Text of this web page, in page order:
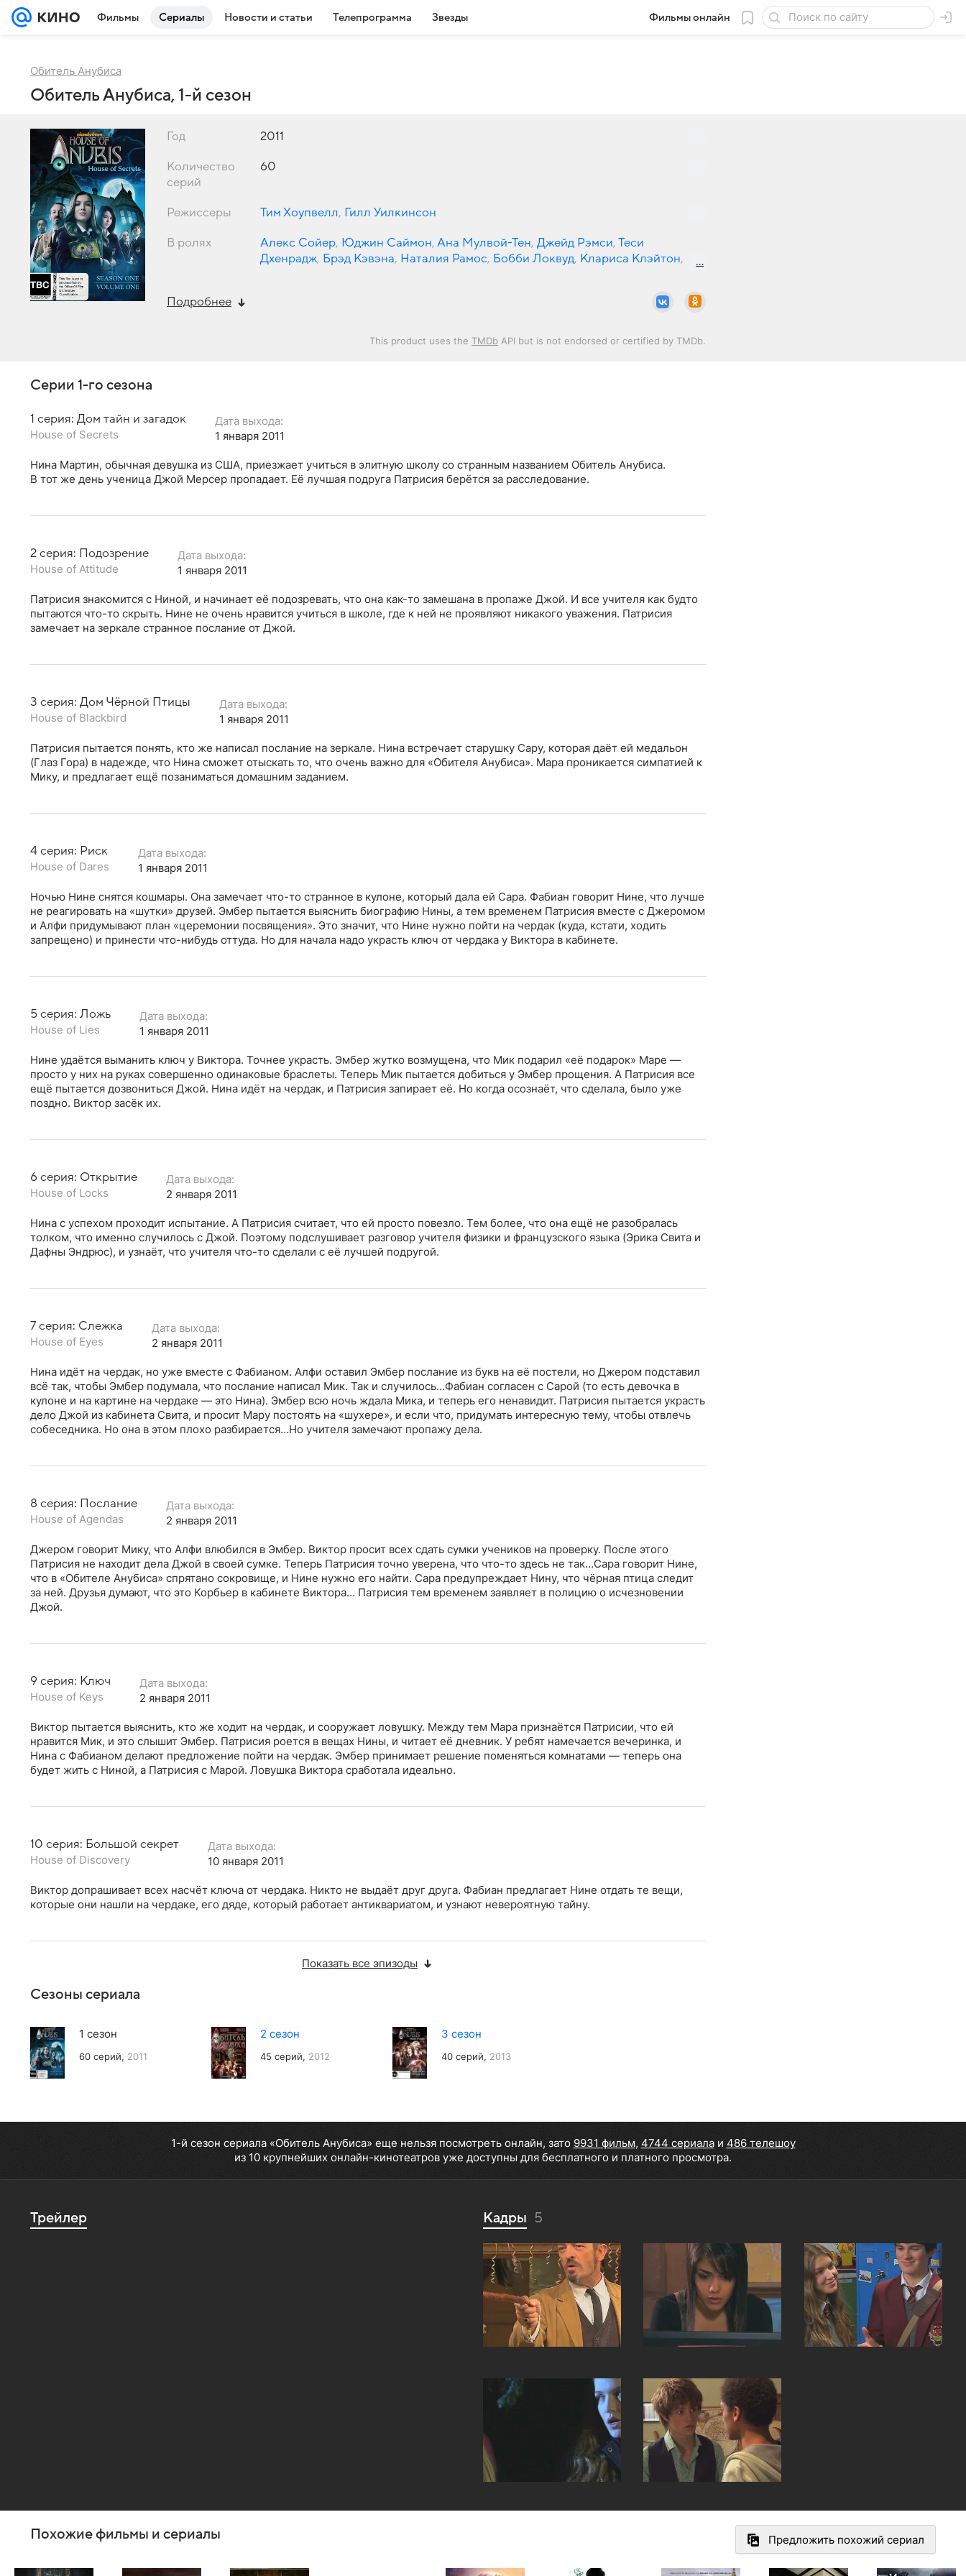
Фильмы Сериалы Новости и статьи Телепрограмма Звезды Фильмы онлайн
Обитель Анубиса
Обитель Анубиса, 1-й сезон
Год 2011
Количество
серий
60
Режиссеры Тим Хоупвелл, Гилл Уилкинсон
В ролях Алекс Сойер, Юджин Саймон, Ана Мулвой-Тен, Джейд Рэмси, Теси
Дхенрадж, Брэд Кэвэна, Наталия Рамос, Бобби Локвуд, Клариса Клэйтон,
Подробнее
This product uses the TMDb API but is not endorsed or certified by TMDb.
Серии 1-го сезона
1 серия: Дом тайн и загадок
House of Secrets
Дата выхода:
1 января 2011
Нина Мартин, обычная девушка из США, приезжает учиться в элитную школу со странным названием Обитель Анубиса.
В тот же день ученица Джой Мерсер пропадает. Её лучшая подруга Патрисия берётся за расследование.
2 серия: Подозрение
House of Attitude
Дата выхода:
1 января 2011
Патрисия знакомится с Ниной, и начинает её подозревать, что она как-то замешана в пропаже Джой. И все учителя как будто
пытаются что-то скрыть. Нине не очень нравится учиться в школе, где к ней не проявляют никакого уважения. Патрисия
замечает на зеркале странное послание от Джой.
3 серия: Дом Чёрной Птицы
House of Blackbird
Дата выхода:
1 января 2011
Патрисия пытается понять, кто же написал послание на зеркале. Нина встречает старушку Сару, которая даёт ей медальон
(Глаз Гора) в надежде, что Нина сможет отыскать то, что очень важно для «Обителя Анубиса». Мара проникается симпатией к
Мику, и предлагает ещё позаниматься домашним заданием.
4 серия: Риск
House of Dares
Дата выхода:
1 января 2011
Ночью Нине снятся кошмары. Она замечает что-то странное в кулоне, который дала ей Сара. Фабиан говорит Нине, что лучше
не реагировать на «шутки» друзей. Эмбер пытается выяснить биографию Нины, а тем временем Патрисия вместе с Джеромом
и Алфи придумывают план «церемонии посвящения». Это значит, что Нине нужно пойти на чердак (куда, кстати, ходить
запрещено) и принести что-нибудь оттуда. Но для начала надо украсть ключ от чердака у Виктора в кабинете.
5 серия: Ложь
House of Lies
Дата выхода:
1 января 2011
Нине удаётся выманить ключ у Виктора. Точнее украсть. Эмбер жутко возмущена, что Мик подарил «её подарок» Маре —
просто у них на руках совершенно одинаковые браслеты. Теперь Мик пытается добиться у Эмбер прощения. А Патрисия все
ещё пытается дозвониться Джой. Нина идёт на чердак, и Патрисия запирает её. Но когда осознаёт, что сделала, было уже
поздно. Виктор засёк их.
6 серия: Открытие
House of Locks
Дата выхода:
2 января 2011
Нина с успехом проходит испытание. А Патрисия считает, что ей просто повезло. Тем более, что она ещё не разобралась
толком, что именно случилось с Джой. Поэтому подслушивает разговор учителя физики и французского языка (Эрика Свита и
Дафны Эндрюс), и узнаёт, что учителя что-то сделали с её лучшей подругой.
7 серия: Слежка
House of Eyes
Дата выхода:
2 января 2011
Нина идёт на чердак, но уже вместе с Фабианом. Алфи оставил Эмбер послание из букв на её постели, но Джером подставил
всё так, чтобы Эмбер подумала, что послание написал Мик. Так и случилось…Фабиан согласен с Сарой (то есть девочка в
кулоне и на картине на чердаке — это Нина). Эмбер всю ночь ждала Мика, и теперь его ненавидит. Патрисия пытается украсть
дело Джой из кабинета Свита, и просит Мару постоять на «шухере», и если что, придумать интересную тему, чтобы отвлечь
собеседника. Но она в этом плохо разбирается…Но учителя замечают пропажу дела.
8 серия: Послание
House of Agendas
Дата выхода:
2 января 2011
Джером говорит Мику, что Алфи влюбился в Эмбер. Виктор просит всех сдать сумки учеников на проверку. После этого
Патрисия не находит дела Джой в своей сумке. Теперь Патрисия точно уверена, что что-то здесь не так…Сара говорит Нине,
что в «Обителе Анубиса» спрятано сокровище, и Нине нужно его найти. Сара предупреждает Нину, что чёрная птица следит
за ней. Друзья думают, что это Корбьер в кабинете Виктора… Патрисия тем временем заявляет в полицию о исчезновении
Джой.
9 серия: Ключ
House of Keys
Дата выхода:
2 января 2011
Виктор пытается выяснить, кто же ходит на чердак, и сооружает ловушку. Между тем Мара признаётся Патрисии, что ей
нравится Мик, и это слышит Эмбер. Патрисия роется в вещах Нины, и читает её дневник. У ребят намечается вечеринка, и
Нина с Фабианом делают предложение пойти на чердак. Эмбер принимает решение поменяться комнатами — теперь она
будет жить с Ниной, а Патрисия с Марой. Ловушка Виктора сработала идеально.
10 серия: Большой секрет
House of Discovery
Дата выхода:
10 января 2011
Виктор допрашивает всех насчёт ключа от чердака. Никто не выдаёт друг друга. Фабиан предлагает Нине отдать те вещи,
которые они нашли на чердаке, его дяде, который работает антиквариатом, и узнают невероятную тайну.
Показать все эпизоды
Сезоны сериала
1 сезон
60 серий, 2011
2 сезон
45 серий, 2012
3 сезон
40 серий, 2013
1-й сезон сериала «Обитель Анубиса» еще нельзя посмотреть онлайн, зато 9931 фильм, 4744 сериалаи 486 телешоу
из 10 крупнейших онлайн-кинотеатров уже доступны для бесплатного и платного просмотра.
Трейлер Кадры 5
Предложить похожий сериал
Похожие фильмы и сериалы